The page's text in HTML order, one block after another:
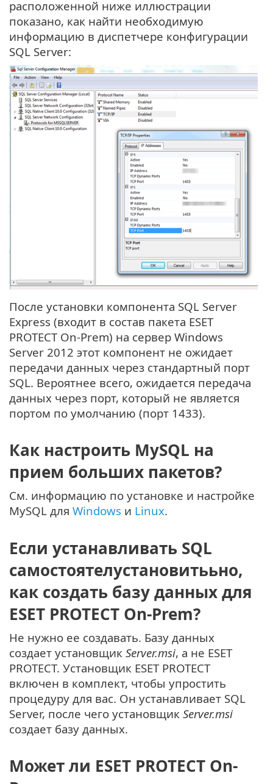
расположенной ниже иллюстрации
показано, как найти необходимую
информацию в диспетчере конфигурации
SQL Server:
После установки компонента SQL Server
Express (входит в состав пакета ESET
PROTECT On-Prem) на сервер Windows
Server 2012 этот компонент не ожидает
передачи данных через стандартный порт
SQL. Вероятнее всего, ожидается передача
данных через порт, который не является
портом по умолчанию (порт 1433).
Как настроить MySQL на
прием больших пакетов?
См. информацию по установке и настройке
MySQL для Windows и Linux.
Если устанавливать SQL
самостоятелустановитььно,
как создать базу данных для
ESET PROTECT On-Prem?
Не нужно ее создавать. Базу данных
создает установщик Server.msi, а не ESET
PROTECT. Установщик ESET PROTECT
включен в комплект, чтобы упростить
процедуру для вас. Он устанавливает SQL
Server, после чего установщик Server.msi
создает базу данных.
Может ли ESET PROTECT On-